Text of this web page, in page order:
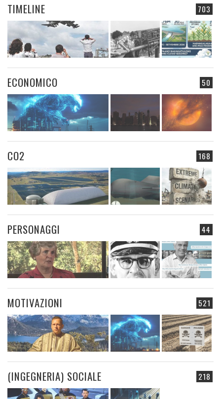
703
TIMELINE
50
ECONOMICO
168
CO2
44
PERSONAGGI
521
MOTIVAZIONI
218
(INGEGNERIA) SOCIALE